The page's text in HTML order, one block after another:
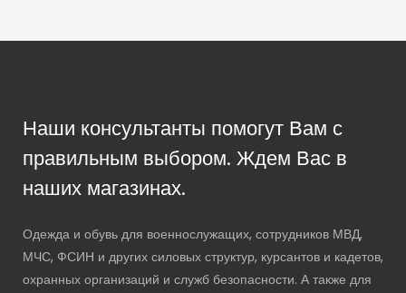
Наши консультанты помогут Вам с
правильным выбором. Ждем Вас в
наших магазинах.
Одежда и обувь для военнослужащих, сотрудников МВД,
МЧС, ФСИН и других силовых структур, курсантов и кадетов,
охранных организаций и служб безопасности. А также для